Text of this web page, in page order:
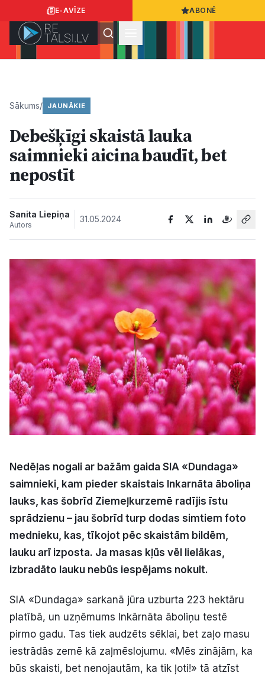
E-AVĪZE ABONĒ
Ziņas
Kultūra
Bizness
Video
Vieta
Pasākumi
Reklāma
Politiskā reklāma
Par mums
Kontakti
Ziņo redakcijai
Sākums/ JAUNĀKIE
Debešķīgi skaistā lauka
saimnieki aicina baudīt, bet
nepostīt
Sanita Liepiņa
Autors
31.05.2024
Nedēļas nogali ar bažām gaida SIA «Dundaga»
saimnieki, kam pieder skaistais Inkarnāta āboliņa
lauks, kas šobrīd Ziemeļkurzemē radījis īstu
sprādzienu – jau šobrīd turp dodas simtiem foto
mednieku, kas, tīkojot pēc skaistām bildēm,
lauku arī izposta. Ja masas kļūs vēl lielākas,
izbradāto lauku nebūs iespējams nokult.
SIA «Dundaga» sarkanā jūra uzburta 223 hektāru
platībā, un uzņēmums Inkārnāta āboliņu testē
pirmo gadu. Tas tiek audzēts sēklai, bet zaļo masu
iestrādās zemē kā zaļmēslojumu. «Mēs zinājām, ka
būs skaisti, bet nenojautām, ka tik ļoti!» tā atzīst